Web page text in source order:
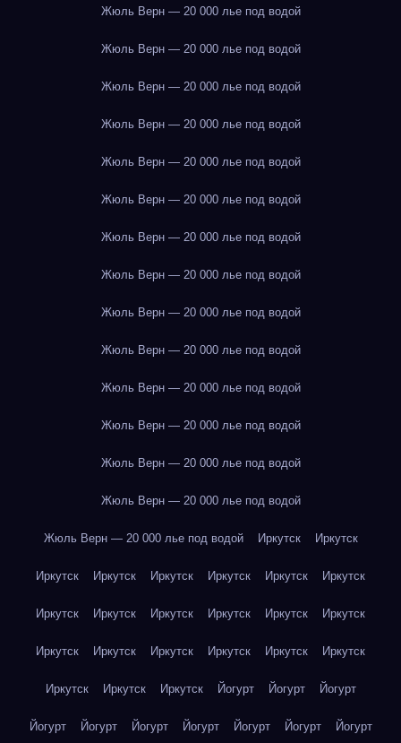
Жюль Верн — 20 000 лье под водой
Жюль Верн — 20 000 лье под водой
Жюль Верн — 20 000 лье под водой
Жюль Верн — 20 000 лье под водой
Жюль Верн — 20 000 лье под водой
Жюль Верн — 20 000 лье под водой
Жюль Верн — 20 000 лье под водой
Жюль Верн — 20 000 лье под водой
Жюль Верн — 20 000 лье под водой
Жюль Верн — 20 000 лье под водой
Жюль Верн — 20 000 лье под водой
Жюль Верн — 20 000 лье под водой
Жюль Верн — 20 000 лье под водой
Жюль Верн — 20 000 лье под водой
Жюль Верн — 20 000 лье под водой Иркутск Иркутск
Иркутск Иркутск Иркутск Иркутск Иркутск Иркутск
Иркутск Иркутск Иркутск Иркутск Иркутск Иркутск
Иркутск Иркутск Иркутск Иркутск Иркутск Иркутск
Иркутск Иркутск Иркутск Йогурт Йогурт Йогурт
Йогурт Йогурт Йогурт Йогурт Йогурт Йогурт Йогурт